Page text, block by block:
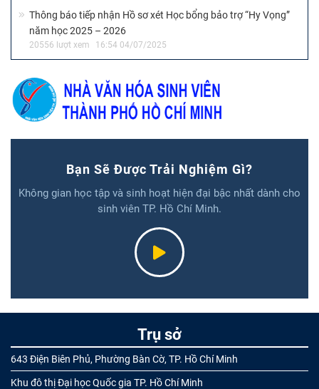
Thông báo tiếp nhận Hồ sơ xét Học bổng bảo trợ “Hy Vọng”
năm học 2025 – 2026
20556 lượt xem 16:54 04/07/2025
Bạn Sẽ Được Trải Nghiệm Gì?
Không gian học tập và sinh hoạt hiện đại bậc nhất dành cho
sinh viên TP. Hồ Chí Minh.
Trụ sở
643 Điện Biên Phủ, Phường Bàn Cờ, TP. Hồ Chí Minh
Khu đô thị Đại học Quốc gia TP. Hồ Chí Minh